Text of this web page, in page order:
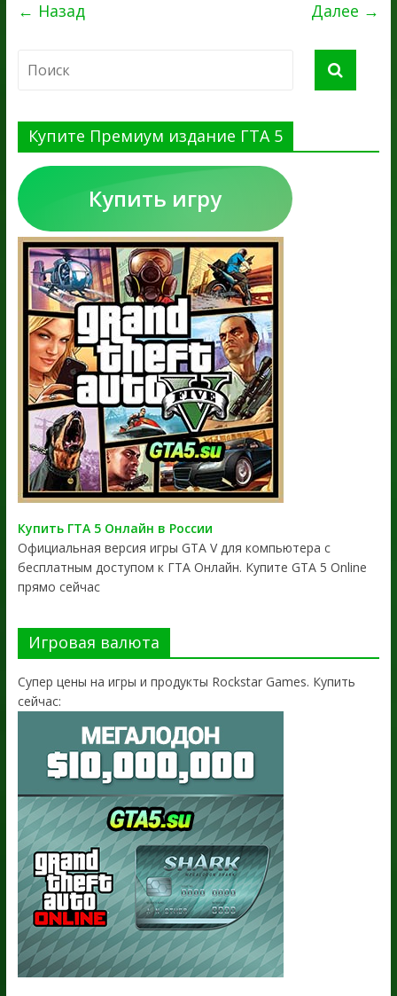
← Назад Далее →
Купите Премиум издание ГТА 5
Купить игру
Купить ГТА 5 Онлайн в России
Официальная версия игры GTA V для компьютера с
бесплатным доступом к ГТА Онлайн. Купите GTA 5 Online
прямо сейчас
Игровая валюта
Супер цены на игры и продукты Rockstar Games. Купить
сейчас: